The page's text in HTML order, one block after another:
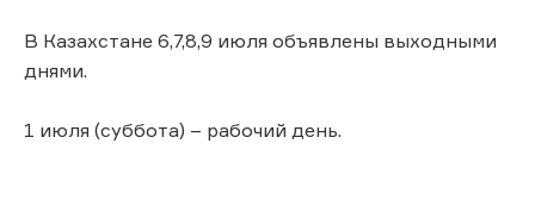
В Казахстане 6,7,8,9 июля объявлены выходными
днями.
1 июля (суббота) – рабочий день.